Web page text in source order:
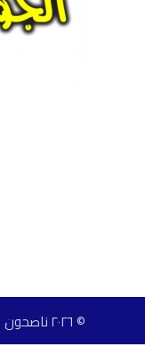
© ٢٠٢٦ ناصحون